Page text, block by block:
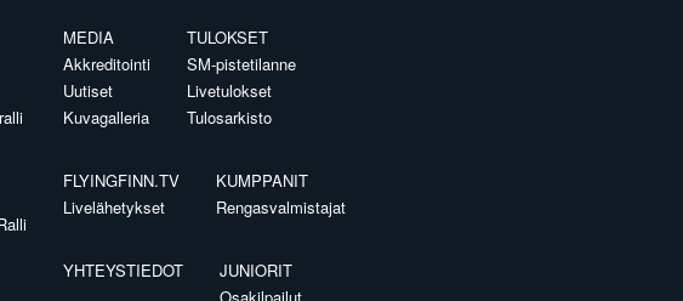
MEDIA
Akkreditointi
Uutiset
Kuvagalleria
TULOKSET
SM-pistetilanne
Livetulokset
Tulosarkisto
FLYINGFINN.TV
Livelähetykset
KUMPPANIT
Rengasvalmistajat
YHTEYSTIEDOT
JUNIORIT